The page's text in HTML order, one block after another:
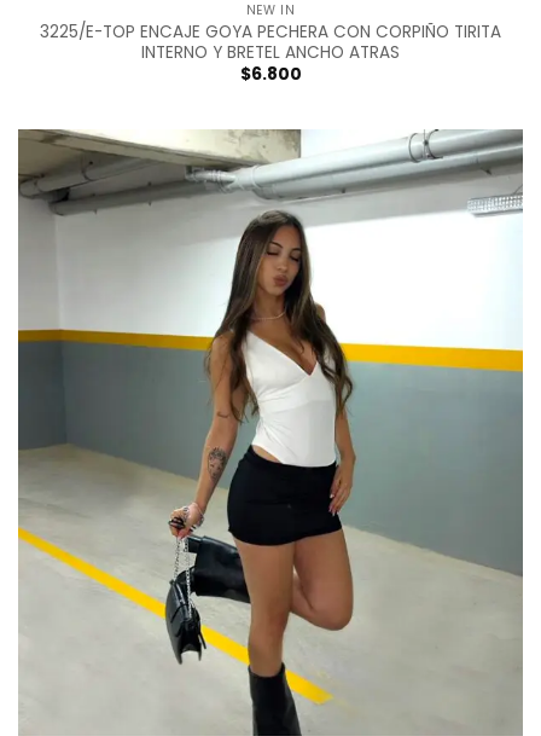
NEW IN
3225/E-TOP ENCAJE GOYA PECHERA CON CORPIÑO TIRITA
INTERNO Y BRETEL ANCHO ATRAS
$6.800